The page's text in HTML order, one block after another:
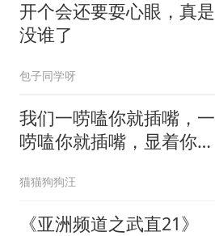
开个会还要耍心眼，真是
没谁了
包子同学呀
我们一唠嗑你就插嘴，一
唠嗑你就插嘴，显着你
猫猫狗狗汪
《亚洲频道之武直21》